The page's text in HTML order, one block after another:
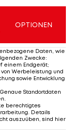
"Es ist
Saint-
Zeitpunkt
nie."
Job in der
aber ich
OPTIONEN
Daten, wie
Zwecke:
einem Endgerät;
Werbeleistung und
sowie Entwicklung
Genaue Standortdaten
.
berechtigtes
Details
auszuüben, sind hier